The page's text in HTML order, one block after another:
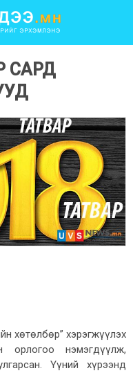
САРД
хөтөлбөр” хэрэгжүүлэх
орлогоо нэмэгдүүлж,
Үүний хүрээнд